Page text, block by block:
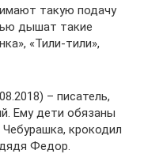
такую подачу
дышат такие
«Тили-тили»,
– писатель,
Ему дети обязаны
крокодил
Федор.